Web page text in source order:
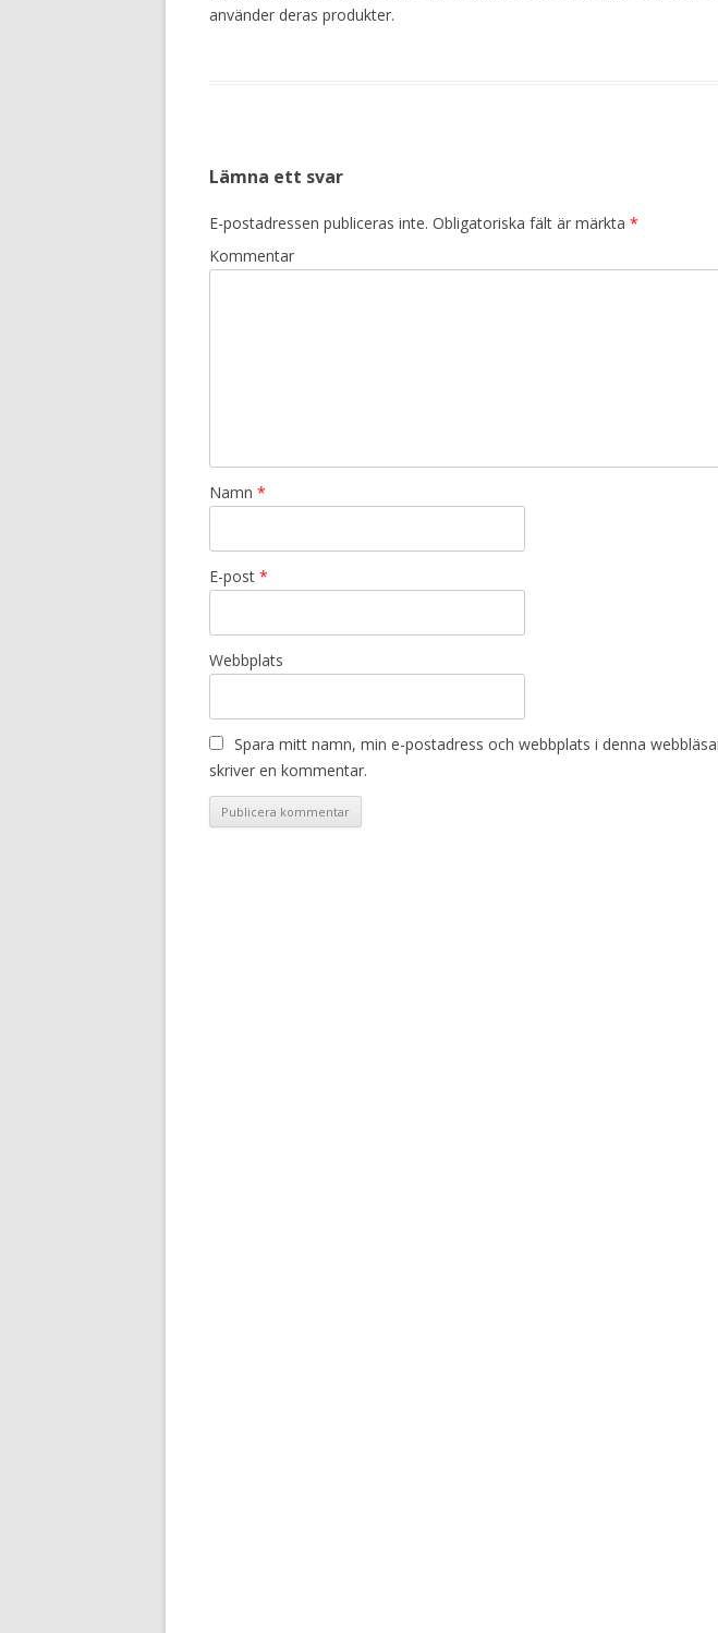
använder deras produkter.
Lämna ett svar
E-postadressen publiceras inte. Obligatoriska fält är märkta *
Kommentar
Namn *
E-post *
Webbplats
Spara mitt namn, min e-postadress och webbplats i denna
skriver en kommentar.